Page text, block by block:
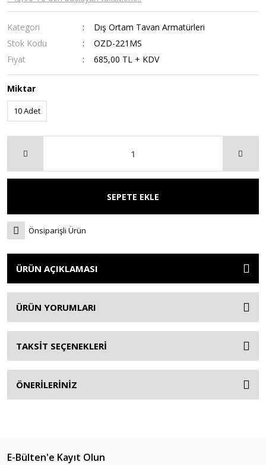
Kategori
Dış Ortam Tavan Armatürleri
Stok Kodu
OZD-221MS
Fiyat
685,00 TL + KDV
Miktar
10 Adet
SEPETE EKLE
Önsiparişli Ürün
ÜRÜN AÇIKLAMASI
ÜRÜN YORUMLARI
TAKSİT SEÇENEKLERİ
ÖNERİLERİNİZ
E-Bülten'e Kayıt Olun